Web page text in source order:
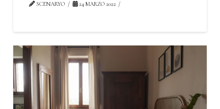
SCENARYO 24 MARZO 2022